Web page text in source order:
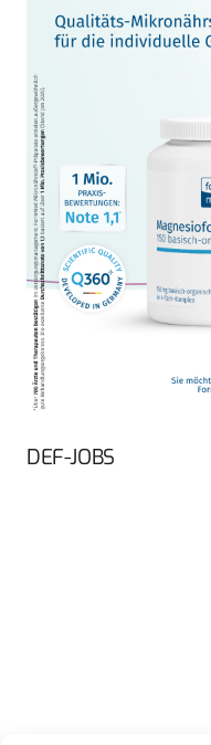
DEF-JOBS